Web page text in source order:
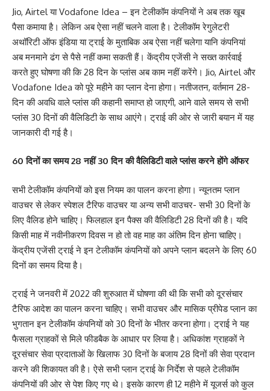
Jio, Airtel या Vodafone Idea – इन टेलीकॉम कंपनियों ने अब तक खूब
पैसा कमाया है। लेकिन अब ऐसा नहीं चलने वाला है। टेलीकॉम रेगुलेटरी
अथॉरिटी ऑफ इंडिया या ट्राई के मुताबिक अब ऐसा नहीं चलेगा यानि कंपनियां
अब मनमाने ढंग से पैसे नहीं कमा सकती हैं। केंद्रीय एजेंसी ने सख्त कार्रवाई
करते हुए घोषणा की कि 28 दिन के प्लांस अब काम नहीं करेंगे। Jio, Airtel और
Vodafone Idea को पूरे महीने का प्लान देना होगा। नतीजतन, वर्तमान 28-
दिन की अवधि वाले प्लांस की कहानी समाप्त हो जाएगी, आने वाले समय से सभी
प्लांस 30 दिनों की वैलिडिटी के साथ आएंगे। ट्राई की ओर से जारी बयान में यह
जानकारी दी गई है।
60 दिनों का समय 28 नहीं 30 दिन की वैलिडिटी वाले प्लांस करने होंगे ऑफर
सभी टेलीकॉम कंपनियों को इस नियम का पालन करना होगा। न्यूनतम प्लान
वाउचर से लेकर स्पेशल टैरिफ वाउचर या अन्य सभी वाउचर- सभी 30 दिनों के
लिए वैलिड होने चाहिए। फिलहाल इन पैक्स की वैलिडिटी 28 दिनों की है। यदि
किसी माह में नवीनीकरण दिवस न हो तो वह माह का अंतिम दिन होना चाहिए।
केंद्रीय एजेंसी ट्राई ने इन टेलीकॉम कंपनियों को अपने प्लान बदलने के लिए 60
दिनों का समय दिया है।
ट्राई ने जनवरी में 2022 की शुरुआत में घोषणा की थी कि सभी को दूरसंचार
टैरिफ आदेश का पालन करना चाहिए। सभी वाउचर और मासिक प्रीपेड प्लान का
भुगतान इन टेलीकॉम कंपनियों को 30 दिनों के भीतर करना होगा। ट्राई ने यह
फैसला ग्राहकों से मिले फीडबैक के आधार पर लिया है। अधिकांश ग्राहकों ने
दूरसंचार सेवा प्रदाताओं के खिलाफ 30 दिनों के बजाय 28 दिनों की सेवा प्रदान
करने की शिकायत की है। ऐसे सभी प्लान ट्राई के निर्देश से पहले टेलीकॉम
कंपनियों की ओर से पेश किए गए थे। इसके कारण ही 12 महीने में यूजर्स को कुल